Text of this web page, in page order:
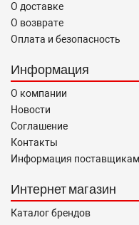
О доставке
О возврате
Оплата и безопасность
Информация
О компании
Новости
Соглашение
Контакты
Информация поставщикам
Интернет магазин
Каталог брендов